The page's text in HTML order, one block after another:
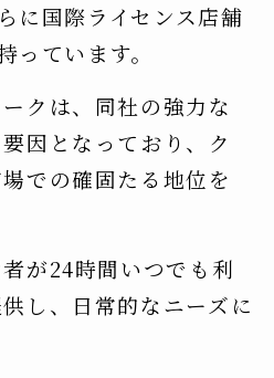
に国際ライセンス店舗
っています。
クは、同社の強力な
因となっており、ク
での確固たる地位を
が24時間いつでも利
し、日常的なニーズに